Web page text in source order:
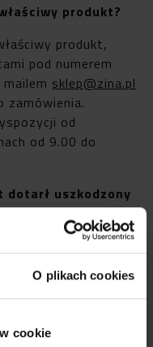
O plikach cookies
cookie
produkt?
produkt,
pod numerem
sklep@zina.pl
zamówienia.
od
od 9.00 do
dotarł uszkodzony
lub uszkodzony
lub pod mailem
swojego